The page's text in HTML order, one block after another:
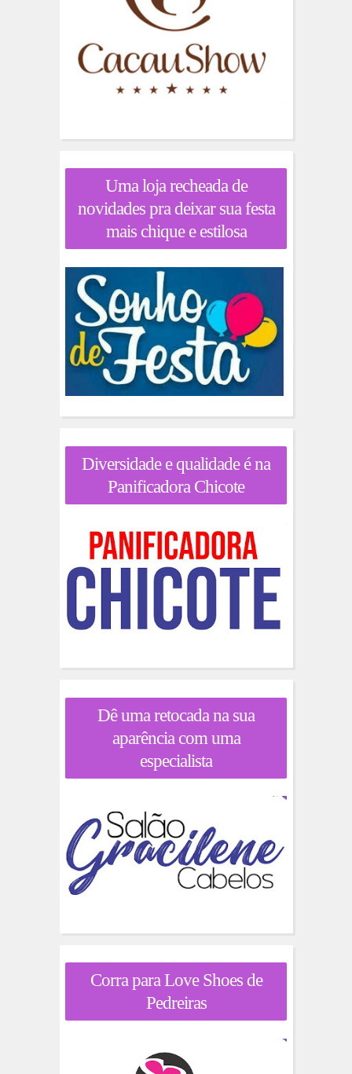
Uma loja recheada de
novidades pra deixar sua festa
mais chique e estilosa
Diversidade e qualidade é na
Panificadora Chicote
Dê uma retocada na sua
aparência com uma
especialista
Corra para Love Shoes de
Pedreiras